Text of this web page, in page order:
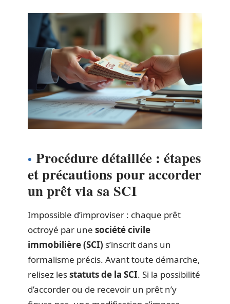
Procédure détaillée : étapes
et précautions pour accorder
un prêt via sa SCI
Impossible d’improviser : chaque prêt
octroyé par une société civile
immobilière (SCI) s’inscrit dans un
formalisme précis. Avant toute démarche,
relisez lesstatuts de la SCI. Si la possibilité
d’accorder ou de recevoir un prêt n’y